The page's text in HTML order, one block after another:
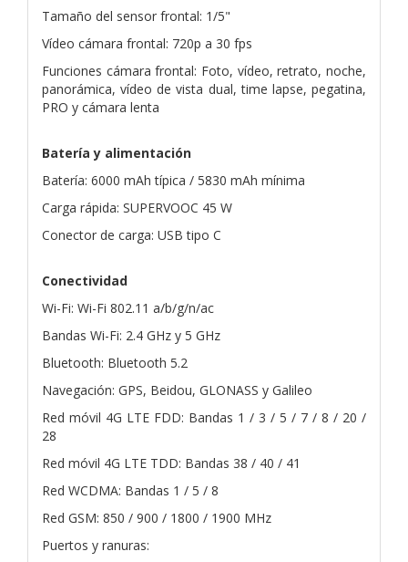
Tamaño del sensor frontal: 1/5"
Vídeo cámara frontal: 720p a 30 fps
Funciones cámara frontal: Foto, vídeo, retrato, noche,
panorámica, vídeo de vista dual, time lapse, pegatina,
PRO y cámara lenta
Batería y alimentación
Batería: 6000 mAh típica / 5830 mAh mínima
Carga rápida: SUPERVOOC 45 W
Conector de carga: USB tipo C
Conectividad
Wi-Fi: Wi-Fi 802.11 a/b/g/n/ac
Bandas Wi-Fi: 2.4 GHz y 5 GHz
Bluetooth: Bluetooth 5.2
Navegación: GPS, Beidou, GLONASS y Galileo
Red móvil 4G LTE FDD: Bandas 1 / 3 / 5 / 7 / 8 / 20 /
28
Red móvil 4G LTE TDD: Bandas 38 / 40 / 41
Red WCDMA: Bandas 1 / 5 / 8
Red GSM: 850 / 900 / 1800 / 1900 MHz
Puertos y ranuras: